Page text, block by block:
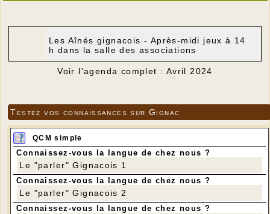
Les Aînés gignacois - Après-midi jeux à 14
h dans la salle des associations
Voir l'agenda complet : Avril 2024
Testez vos connaissances sur Gignac
QCM simple
Connaissez-vous la langue de chez nous ?
Le "parler" Gignacois 1
Connaissez-vous la langue de chez nous ?
Le "parler" Gignacois 2
Connaissez-vous la langue de chez nous ?